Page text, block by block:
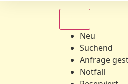
Neu
Suchend
Anfrage
Notfall